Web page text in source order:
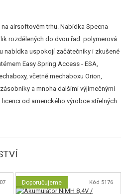
sekund
omezením výkonu, nebo pro boj v
airsoftovém trhu. Nabídka Specna
rozdělených do dvou řad: polymerová
nabídka uspokojí začátečníky i zkušené
Easy Spring Access - ESA,
včetně mechaboxu Orion,
a mnoha dalšími výjimečnými
od amerického výrobce střelných
Doporučujeme Kód 5176